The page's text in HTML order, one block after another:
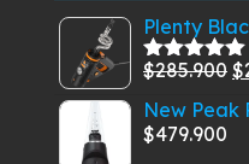
Plenty
Valorado
5
$285.900 El
$
New Peak
$479.900